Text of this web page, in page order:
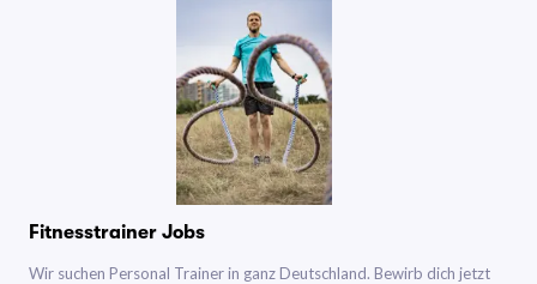
Fitnesstrainer Jobs
Wir suchen Personal Trainer in ganz Deutschland. Bewirb dich jetzt